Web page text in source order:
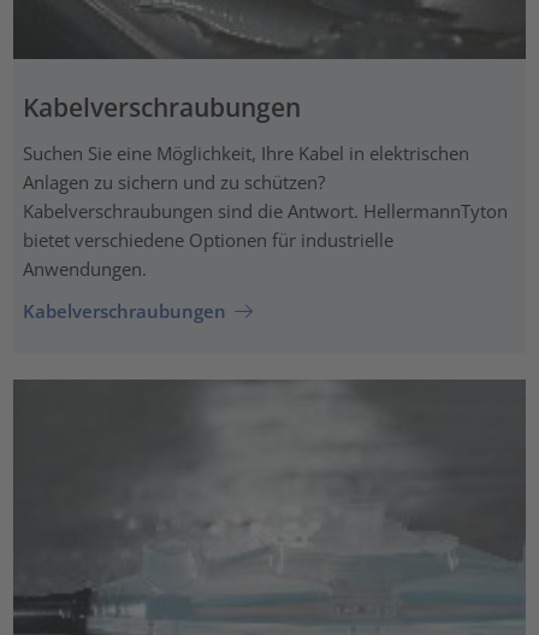
Kabelverschraubungen
Suchen Sie eine Möglichkeit, Ihre Kabel in elektrischen
Anlagen zu sichern und zu schützen?
Kabelverschraubungen sind die Antwort. HellermannTyton
bietet verschiedene Optionen für industrielle
Anwendungen.
Kabelverschraubungen